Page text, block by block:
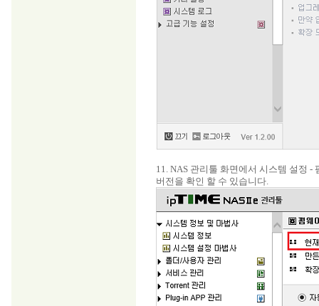
11. NAS 관리툴 화면에서 시스템 설정
버전을 확인 할 수 있습니다.